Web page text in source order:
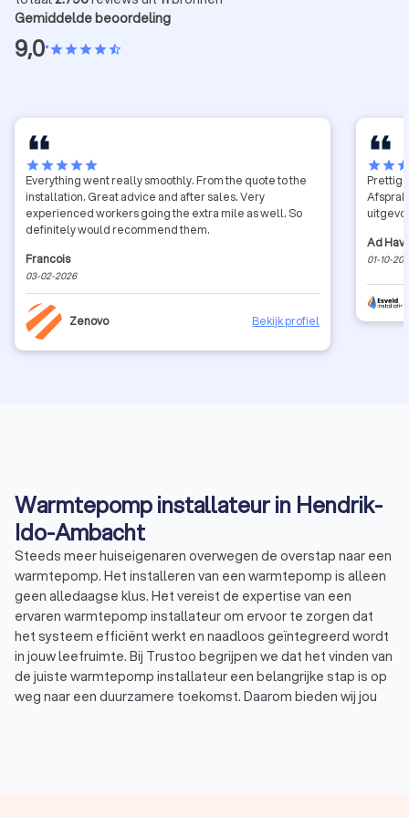
Gemiddelde beoordeling
9,0•starstarstarstarstar_half
starstarstarstarstar
Everything went really smoothly. From the quote to the
installation. Great advice and after sales. Very
experienced workers going the extra mile as well. So
definitely would recommend them.
Francois
03-02-2026
Zenovo Bekijk profiel
starstar
Ad
01-10-
Warmtepomp installateur in Hendrik-
Ido-Ambacht
Steeds meer huiseigenaren overwegen de overstap naar een
warmtepomp. Het installeren van een warmtepomp is alleen
geen alledaagse klus. Het vereist de expertise van een
ervaren warmtepomp installateur om ervoor te zorgen dat
het systeem efficiënt werkt en naadloos geïntegreerd wordt
in jouw leefruimte. Bij Trustoo begrijpen we dat het vinden van
de juiste warmtepomp installateur een belangrijke stap is op
weg naar een duurzamere toekomst. Daarom bieden wij jou